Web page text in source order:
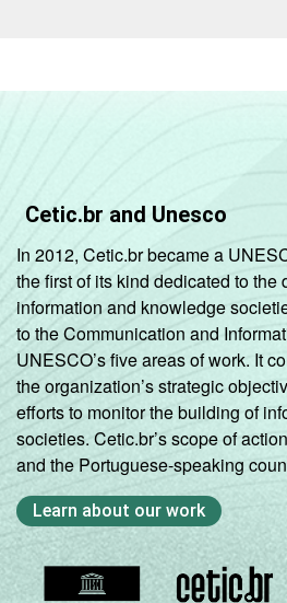
92.1 e 92.2. Respostas
Cetic.br and Unesco
In 2012, Cetic.br became a
the first of its kind dedicated to the
information and knowledge
to the Communication and
UNESCO’s five areas of work. It
the organization’s strategic
efforts to monitor the building of
societies. Cetic.br’s scope of
and the Portuguese-speaking
Learn about our work